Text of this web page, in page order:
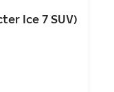
Ice 7 SUV)